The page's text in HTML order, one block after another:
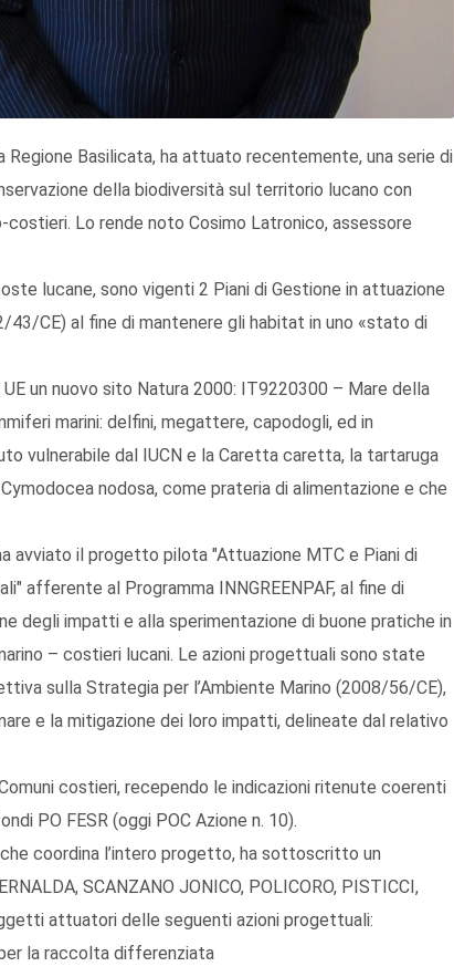
Regione Basilicata, ha attuato recentemente, una serie di
della biodiversità sul territorio lucano con
Lo rende noto Cosimo Latronico, assessore
lucane, sono vigenti 2 Piani di Gestione in attuazione
CE) al fine di mantenere gli habitat in uno «stato di
un nuovo sito Natura 2000: IT9220300 – Mare della
marini: delfini, megattere, capodogli, ed in
vulnerabile dal IUCN e la Caretta caretta, la tartaruga
nodosa, come prateria di alimentazione e che
avviato il progetto pilota "Attuazione MTC e Piani di
afferente al Programma INNGREENPAF, al fine di
degli impatti e alla sperimentazione di buone pratiche in
– costieri lucani. Le azioni progettuali sono state
sulla Strategia per l’Ambiente Marino (2008/56/CE),
e la mitigazione dei loro impatti, delineate dal relativo
costieri, recependo le indicazioni ritenute coerenti
PO FESR (oggi POC Azione n. 10).
coordina l’intero progetto, ha sottoscritto un
SCANZANO JONICO, POLICORO, PISTICCI,
attuatori delle seguenti azioni progettuali:
la raccolta differenziata